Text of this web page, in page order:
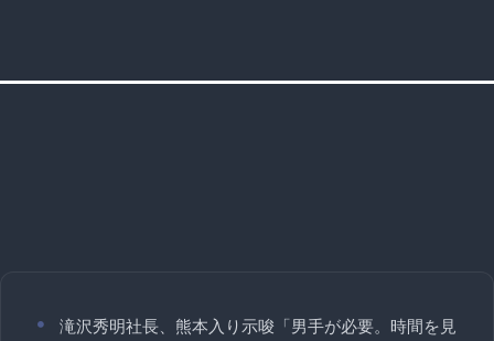
滝沢秀明社長、熊本入り示唆「男手が必要。時間を見